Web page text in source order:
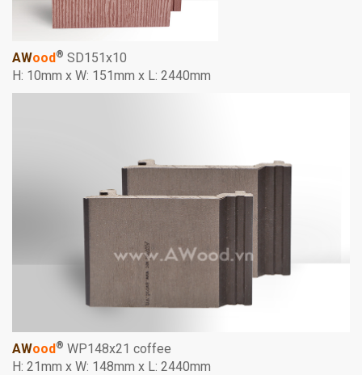
AWood ® SD151x10
H: 10mm x W: 151mm x L: 2440mm
AWood® WP148x21 coffee
H: 21mm x W: 148mm x L: 2440mm